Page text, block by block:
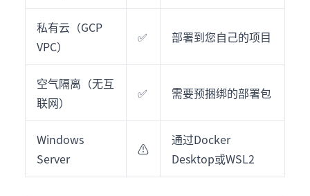
私有云（GCP
VPC）
✅ 部署到您自己的项目
空气隔离（无互
联网）
✅ 需要预捆绑的部署包
Windows
Server
⚠️
通过Docker
Desktop或WSL2